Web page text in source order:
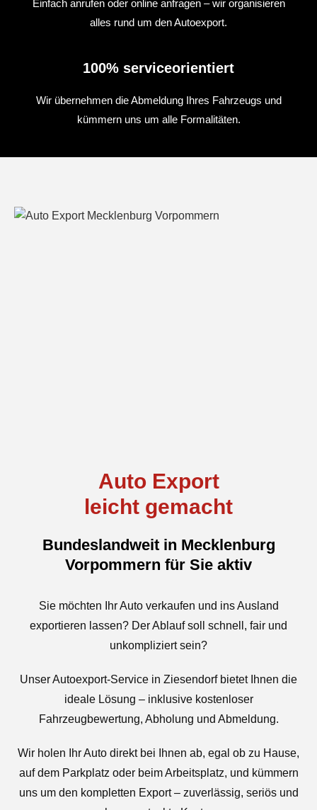
Einfach anrufen oder online anfragen – wir organisieren
alles rund um den Autoexport.
100% serviceorientiert
Wir übernehmen die Abmeldung Ihres Fahrzeugs und
kümmern uns um alle Formalitäten.
Auto Export
leicht gemacht
Bundeslandweit in Mecklenburg
Vorpommern für Sie aktiv
Sie möchten Ihr Auto verkaufen und ins Ausland
exportieren lassen? Der Ablauf soll schnell, fair und
unkompliziert sein?
Unser Autoexport-Service in Ziesendorf bietet Ihnen die
ideale Lösung – inklusive kostenloser
Fahrzeugbewertung, Abholung und Abmeldung.
Wir holen Ihr Auto direkt bei Ihnen ab, egal ob zu Hause,
auf dem Parkplatz oder beim Arbeitsplatz, und kümmern
uns um den kompletten Export – zuverlässig, seriös und